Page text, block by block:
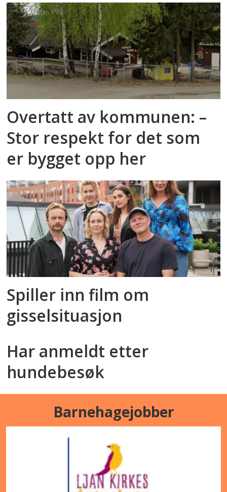
Overtatt av kommunen: –
Stor respekt for det som
er bygget opp her
Spiller inn film om
gisselsituasjon
Har anmeldt etter
hundebesøk
Barnehagejobber